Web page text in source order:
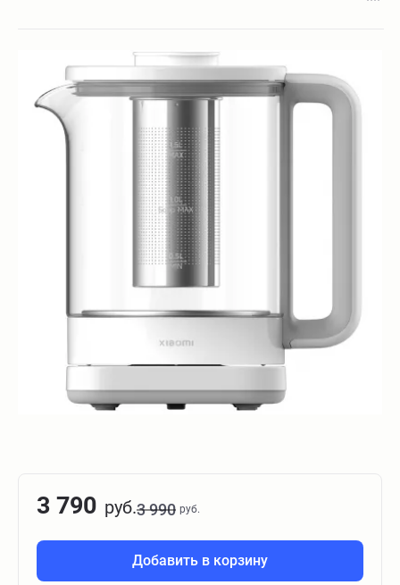
3 790 руб.3 990 руб.
Добавить в корзину